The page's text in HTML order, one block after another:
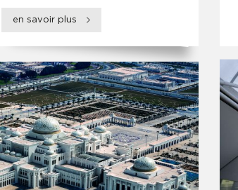
en savoir plus